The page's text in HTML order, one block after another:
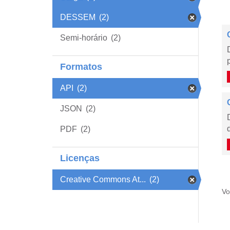
DESSEM (2)
Semi-horário (2)
Formatos
API (2)
JSON (2)
PDF (2)
Licenças
Creative Commons At... (2)